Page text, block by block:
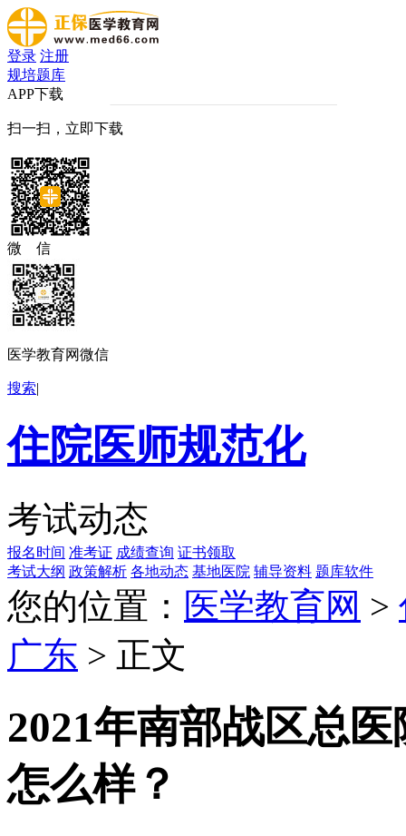
登录 注册
规培题库
APP下载
扫一扫，立即下载
微 信
医学教育网微信
搜索|
住院医师规范化
考试动态
报名时间 准考证 成绩查询 证书领取
考试大纲 政策解析 各地动态 基地医院 辅导资料 题库软件
您的位置： 医学教育网 >
广东 > 正文
2021年南部战区总
怎么样？